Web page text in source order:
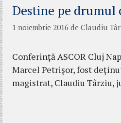
Destine pe drumul
1 noiembrie 2016 de Claudiu
Conferință ASCOR Cluj
Marcel Petrișor, fost
magistrat, Claudiu Târziu,